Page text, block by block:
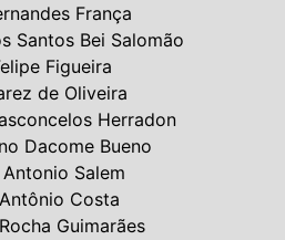
França
Santos Bei Salomão
Figueira
de Oliveira
Herradon
Dacome Bueno
Salem
Costa
Guimarães